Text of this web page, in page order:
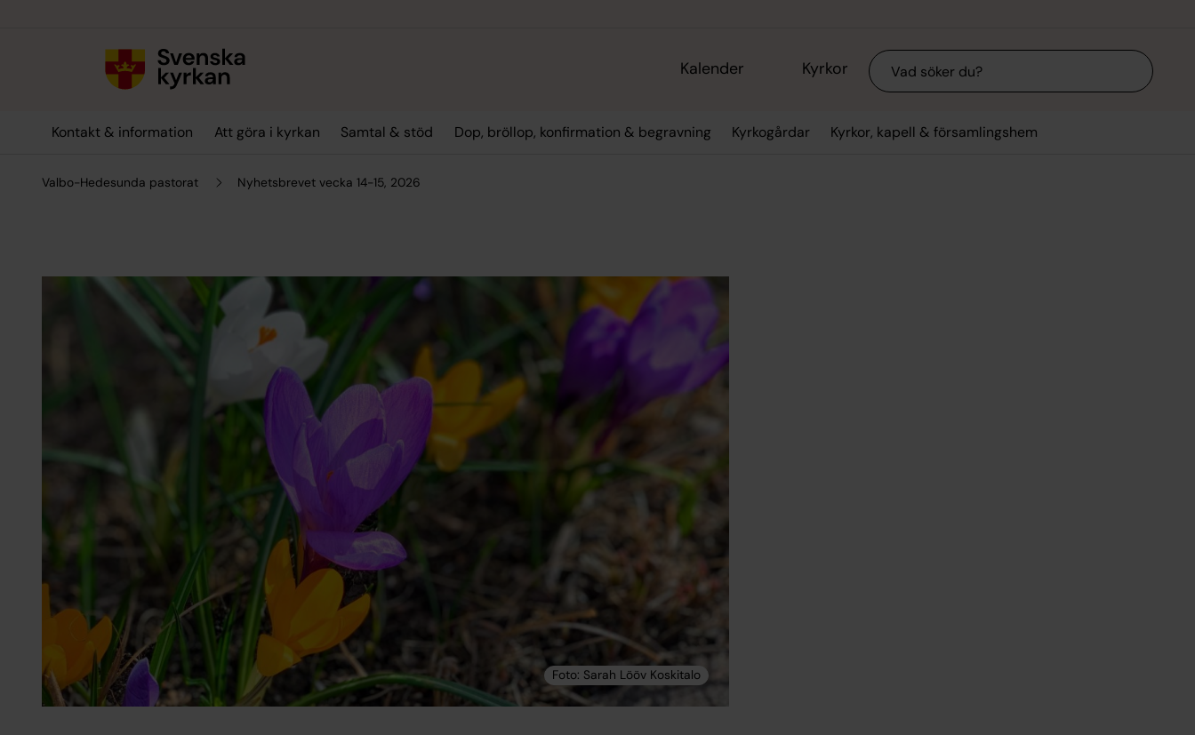
Kalender Kyrkor Sök
Kontakt & information Att göra i kyrkan Samtal & stöd Dop, bröllop, konfirmation & begravning Kyrkogårdar Kyrkor, kapell & församlingshem
Valbo-Hedesunda pastorat Nyhetsbrevet vecka 14-15, 2026